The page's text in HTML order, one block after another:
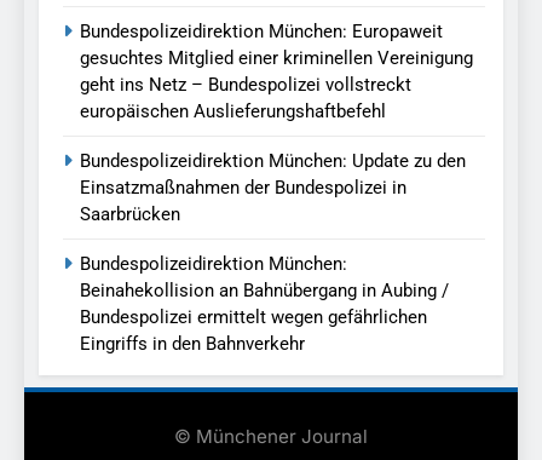
Bundespolizeidirektion München: Europaweit
gesuchtes Mitglied einer kriminellen Vereinigung
geht ins Netz – Bundespolizei vollstreckt
europäischen Auslieferungshaftbefehl
Bundespolizeidirektion München: Update zu den
Einsatzmaßnahmen der Bundespolizei in
Saarbrücken
Bundespolizeidirektion München:
Beinahekollision an Bahnübergang in Aubing /
Bundespolizei ermittelt wegen gefährlichen
Eingriffs in den Bahnverkehr
© Münchener Journal